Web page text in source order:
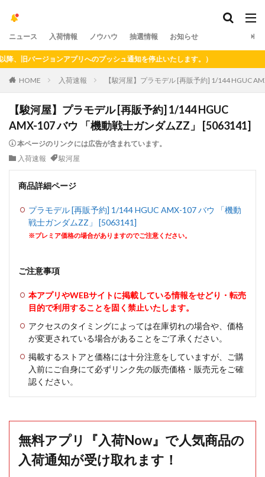
ニュース 入荷情報 ノウハウ 抽選情報 お知らせ
ージョンアプリへのプッシュ通知を停止いたします。）
HOME 入荷速報 【駿河屋】プラモデル [再販予約] 1/144 HGUC
【駿河屋】プラモデル [再販予約] 1/144 HGUC
AMX-107 バウ 「機動戦士ガンダムZZ」 [5063141]
本ページのリンクには広告が含まれています。
入荷速報
駿河屋
商品詳細ページ
プラモデル [再販予約] 1/144 HGUC AMX-107 バウ 「機動
戦士ガンダムZZ」 [5063141]
※プレミア価格の場合がありますのでご注意ください。
ご注意事項
本アプリやWEBサイトに掲載している情報をせどり・転売
目的で利用することを固く禁止いたします。
アクセスのタイミングによっては在庫切れの場合や、価格
が変更されている場合があることをご了承ください。
掲載するストアと価格には十分注意をしていますが、ご購
入前にご自身にて必ずリンク先の販売価格・販売元をご確
認ください。
無料アプリ『入荷Now』で人気商品の
入荷通知が受け取れます！